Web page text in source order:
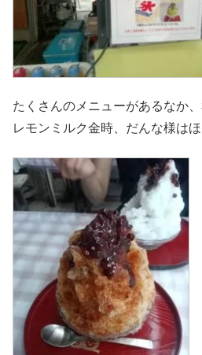
たくさんのメニューがあるなか
レモンミルク金時、だんな様は